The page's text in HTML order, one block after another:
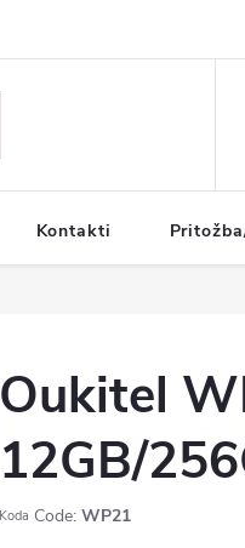
Kontakti
Oukitel
12GB/
Code: WP21